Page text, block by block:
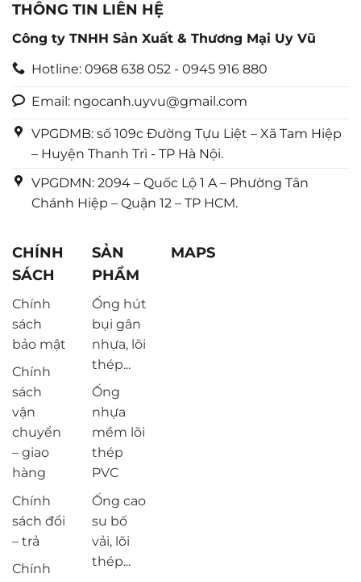
THÔNG TIN LIÊN HỆ
Công ty TNHH Sản Xuất & Thương Mại Uy Vũ
Hotline: 0968 638 052 - 0945 916 880
Email: ngocanh.uyvu@gmail.com
VPGDMB: số 109c Đường Tựu Liệt – Xã Tam Hiệp
– Huyện Thanh Trì - TP Hà Nội.
VPGDMN: 2094 – Quốc Lộ 1 A – Phường Tân
Chánh Hiệp – Quận 12 – TP HCM.
CHÍNH
SÁCH
Chính
sách
bảo mật
Chính
sách
vận
chuyển
– giao
hàng
Chính
sách đổi
– trả
Chính
SẢN
PHẨM
Ống hút
bụi gân
nhựa, lõi
thép...
Ống
nhựa
mềm lõi
thép
PVC
Ống cao
su bố
vải, lõi
thép...
MAPS